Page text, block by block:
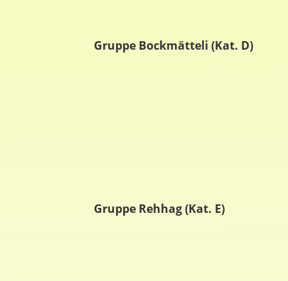
Gruppe Bockmätteli (Kat. D)
Gruppe Rehhag (Kat. E)